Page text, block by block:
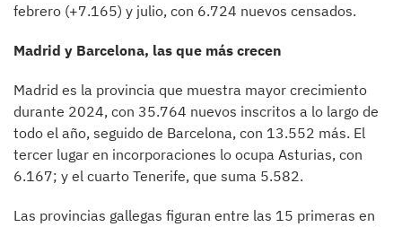
febrero (+7.165) y julio, con 6.724 nuevos censados.
Madrid y Barcelona, las que más crecen
Madrid es la provincia que muestra mayor crecimiento
durante 2024, con 35.764 nuevos inscritos a lo largo de
todo el año, seguido de Barcelona, con 13.552 más. El
tercer lugar en incorporaciones lo ocupa Asturias, con
6.167; y el cuarto Tenerife, que suma 5.582.
Las provincias gallegas figuran entre las 15 primeras en